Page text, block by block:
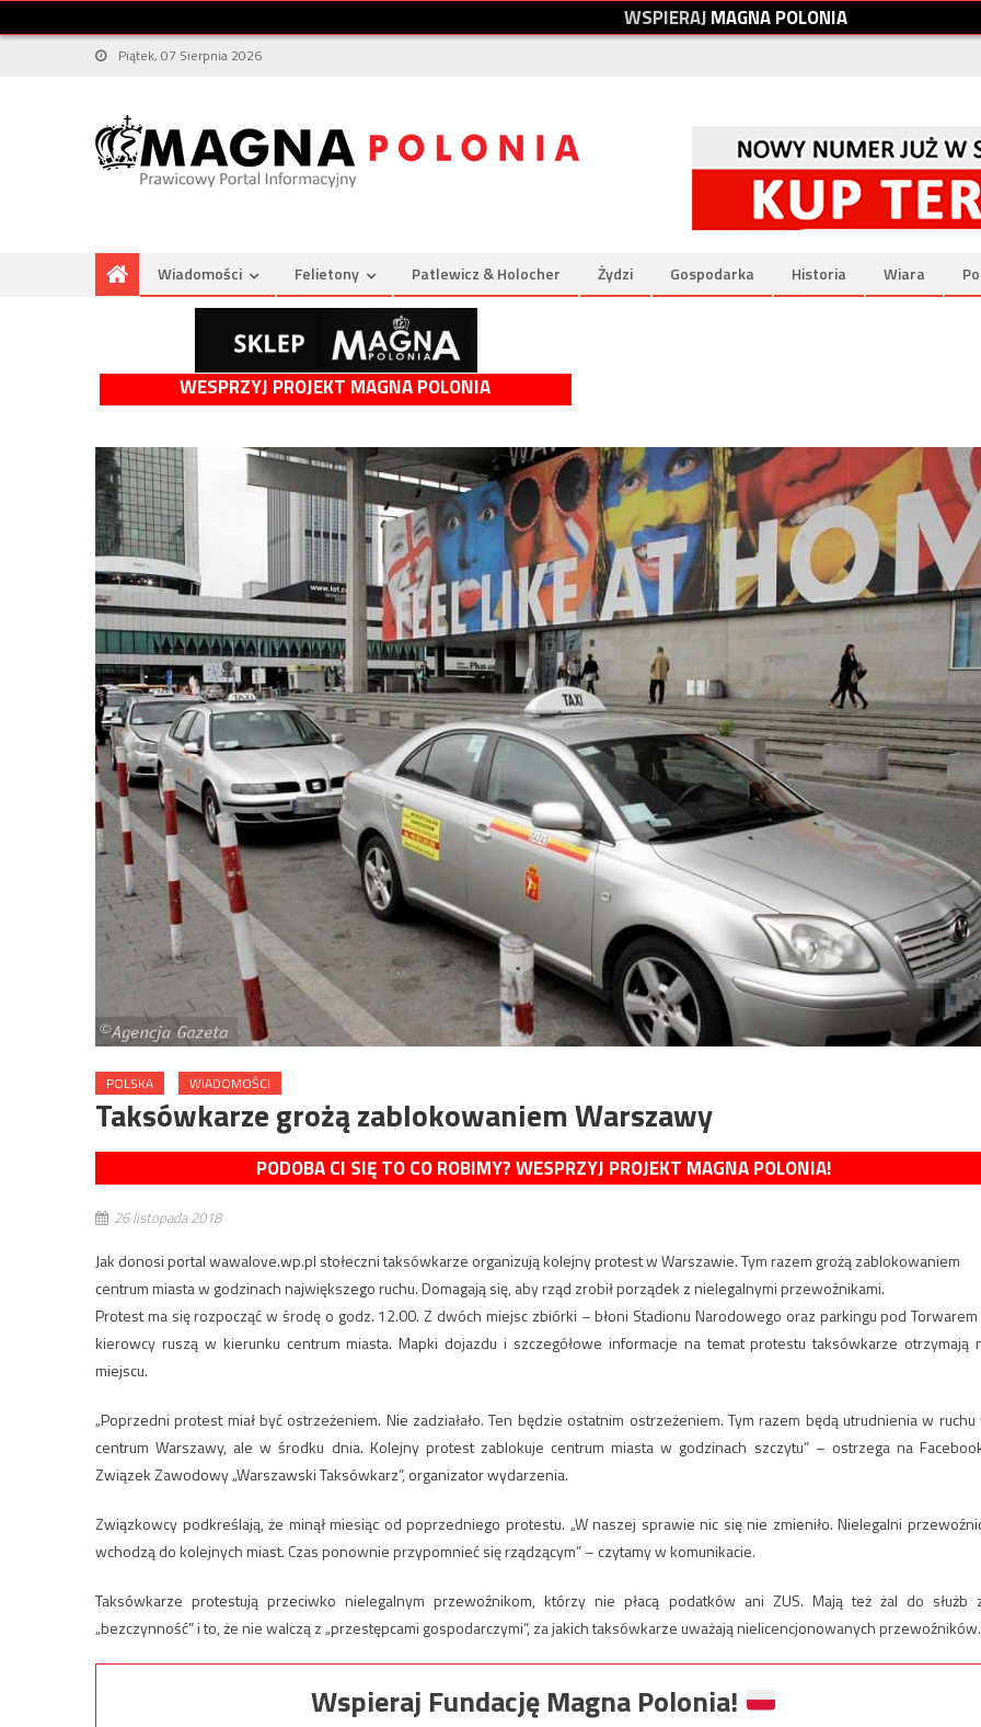
WSPIERAJMAGNAPOLONIA
Piątek, 07 Sierpnia 2026
Wiadomości Felietony Patlewicz & Holocher Żydzi Gospodarka Historia Wiara
WESPRZYJ PROJEKT MAGNA POLONIA
POLSKA WIADOMOŚCI
Taksówkarze grożą zablokowaniem Warszawy
PODOBA CI SIĘ TO CO ROBIMY? WESPRZYJ PROJEKT MAGNA POLONIA!
26 listopada 2018
Jak donosi portal wawalove.wp.pl stołeczni taksówkarze organizują kolejny protest w Warszawie. Tym razem grożą zablokowaniem
centrum miasta w godzinach największego ruchu. Domagają się, aby rząd zrobił porządek z nielegalnymi przewoźnikami.
Protest ma się rozpocząć w środę o godz. 12.00. Z dwóch miejsc zbiórki – błoni Stadionu Narodowego oraz parkingu pod
kierowcy ruszą w kierunku centrum miasta. Mapki dojazdu i szczegółowe informacje na temat protestu taksówkarze otrzymają
miejscu.
„Poprzedni protest miał być ostrzeżeniem. Nie zadziałało. Ten będzie ostatnim ostrzeżeniem. Tym razem będą utrudnienia w ruchu
centrum Warszawy, ale w środku dnia. Kolejny protest zablokuje centrum miasta w godzinach szczytu” – ostrzega na
Związek Zawodowy „Warszawski Taksówkarz”, organizator wydarzenia.
Związkowcy podkreślają, że minął miesiąc od poprzedniego protestu. „W naszej sprawie nic się nie zmieniło. Nielegalni
wchodzą do kolejnych miast. Czas ponownie przypomnieć się rządzącym” – czytamy w komunikacie.
Taksówkarze protestują przeciwko nielegalnym przewoźnikom, którzy nie płacą podatków ani ZUS. Mają też żal do służb
„bezczynność” i to, że nie walczą z „przestępcami gospodarczymi”, za jakich taksówkarze uważają nielicencjonowanych przewoźników.
Wspieraj Fundację Magna Polonia!